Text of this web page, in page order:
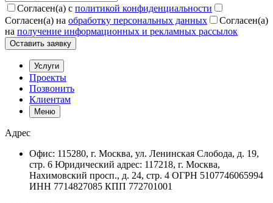
Согласен(а) с политикой конфиденциальности
Согласен(а) на обработку персональных данных
Согласен(а)
на получение информационных и рекламных рассылок
Оставить заявку
Услуги
Проекты
Позвонить
Клиентам
Меню
Адрес
Офис: 115280, г. Москва, ул. Ленинская Слобода, д. 19,
стр. 6 Юридический адрес: 117218, г. Москва,
Нахимовский просп., д. 24, стр. 4 ОГРН 5107746065994
ИНН 7714827085 КПП 772701001